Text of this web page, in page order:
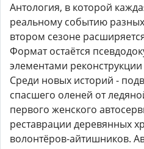
Антология, в которой
реальному событию
втором сезоне
Формат остаётся
элементами
Среди новых историй -
спасшего оленей от
первого женского
реставрации деревянных
волонтёров-айтишников.